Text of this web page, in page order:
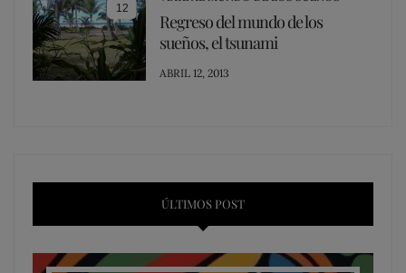
12
Regreso del mundo de los
sueños, el tsunami
POSTED
ABRIL 12, 2013
ÚLTIMOS POST